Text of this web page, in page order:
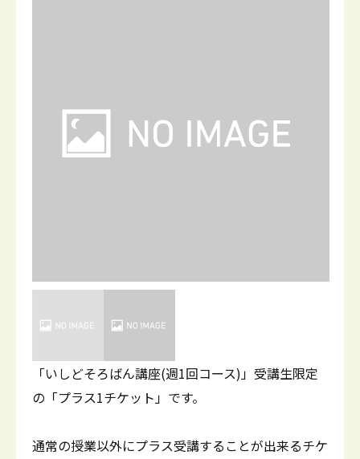
「いしどそろばん講座(週1回コース)」受講生限定
の「プラス1チケット」です。
通常の授業以外にプラス受講することが出来るチケ